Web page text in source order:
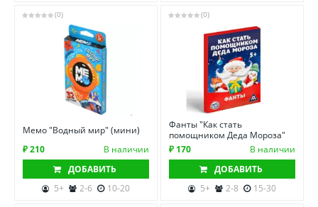
(0)
Мемо "Водный мир" (мини)
₽ 210
В наличии
ДОБАВИТЬ
5+
2-6 10-20
(0)
Фанты "Как стать
помощником Деда Мороза"
₽ 170
В наличии
ДОБАВИТЬ
5+
2-8 15-30